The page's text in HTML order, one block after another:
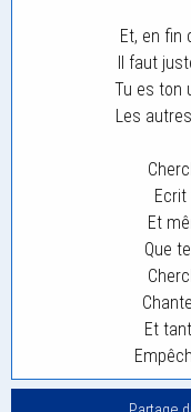
Et, en fin
Il faut
Tu es ton
Les
Et
Que
Et